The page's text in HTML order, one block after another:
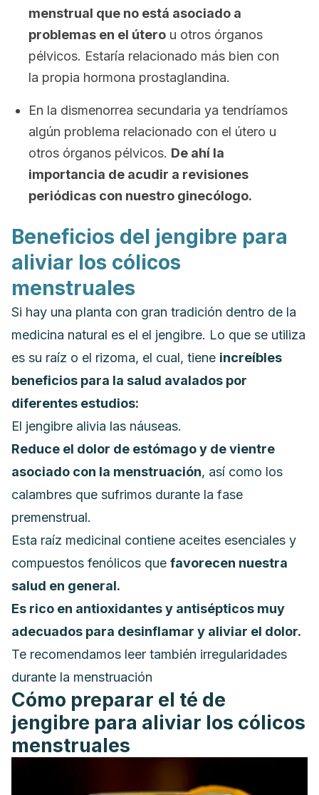
menstrual que no está asociado a
problemas en el útero u otros órganos
pélvicos. Estaría relacionado más bien con
la propia hormona prostaglandina.
En la dismenorrea secundaria ya tendríamos
algún problema relacionado con el útero u
otros órganos pélvicos. De ahí la
importancia de acudir a revisiones
periódicas con nuestro ginecólogo.
Beneficios del jengibre para
aliviar los cólicos
menstruales
Si hay una planta con gran tradición dentro de la
medicina natural es el el jengibre. Lo que se utiliza
es su raíz o el rizoma, el cual, tiene increíbles
beneficios para la salud avalados por
diferentes estudios:
El jengibre alivia las náuseas.
Reduce el dolor de estómago y de vientre
asociado con la menstruación, así como los
calambres que sufrimos durante la fase
premenstrual.
Esta raíz medicinal contiene aceites esenciales y
compuestos fenólicos que favorecen nuestra
salud en general.
Es rico en antioxidantes y antisépticos muy
adecuados para desinflamar y aliviar el dolor.
Te recomendamos leer también irregularidades
durante la menstruación
Cómo preparar el té de
jengibre para aliviar los cólicos
menstruales